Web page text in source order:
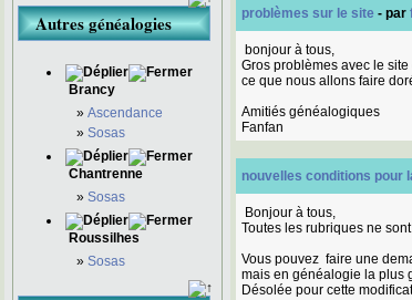
Autres généalogies
Brancy
» Ascendance
» Sosas
Chantrenne
» Sosas
Roussilhes
» Sosas
problèmes sur le site - par
bonjour à tous,
Gros problèmes avec le
ce que nous allons faire
Amitiés généalogiques
Fanfan
nouvelles conditions pour
Bonjour à tous,
Toutes les rubriques ne
Vous pouvez faire une
mais en généalogie la plus
Désolée pour cette